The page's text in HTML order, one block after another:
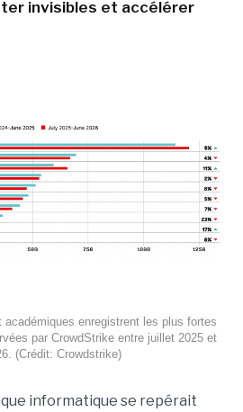
invisibles et accélérer
enregistrent les plus fortes
par CrowdStrike entre juillet 2025 et
(Crédit: Crowdstrike)
informatique se repérait